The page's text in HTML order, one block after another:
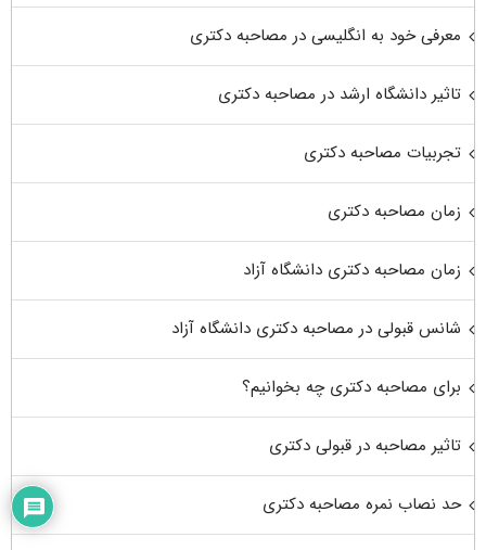
معرفی خود به انگلیسی در مصاحبه دکتری
تاثیر دانشگاه ارشد در مصاحبه دکتری
تجربیات مصاحبه دکتری
زمان مصاحبه دکتری
زمان مصاحبه دکتری دانشگاه آزاد
شانس قبولی در مصاحبه دکتری دانشگاه آزاد
برای مصاحبه دکتری چه بخوانیم؟
تاثیر مصاحبه در قبولی دکتری
حد نصاب نمره مصاحبه دکتری